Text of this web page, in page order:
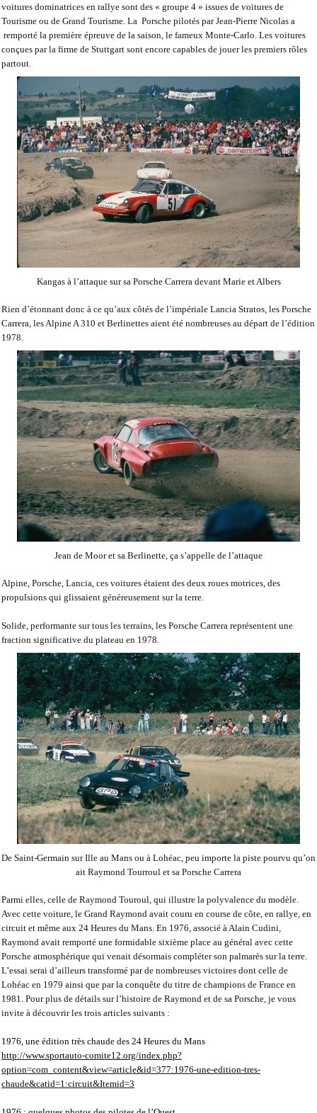
voitures dominatrices en rallye sont des « groupe 4 » issues de voitures de
Tourisme ou de Grand Tourisme. La Porsche pilotés par Jean-Pierre Nicolas a
remporté la première épreuve de la saison, le fameux Monte-Carlo. Les voitures
conçues par la firme de Stuttgart sont encore capables de jouer les premiers rôles
partout.
Kangas à l’attaque sur sa Porsche Carrera devant Marie et Albers
Rien d’étonnant donc à ce qu’aux côtés de l’impériale Lancia Stratos, les Porsche
Carrera, les Alpine A 310 et Berlinettes aient été nombreuses au départ de l’édition
1978.
Jean de Moor et sa Berlinette, ça s’appelle de l’attaque
Alpine, Porsche, Lancia, ces voitures étaient des deux roues motrices, des
propulsions qui glissaient généreusement sur la terre.
Solide, performante sur tous les terrains, les Porsche Carrera représentent une
fraction significative du plateau en 1978.
De Saint-Germain sur Ille au Mans ou à Lohéac, peu importe la piste pourvu qu’on
ait Raymond Tourroul et sa Porsche Carrera
Parmi elles, celle de Raymond Touroul, qui illustre la polyvalence du modèle.
Avec cette voiture, le Grand Raymond avait couru en course de côte, en rallye, en
circuit et même aux 24 Heures du Mans. En 1976, associé à Alain Cudini,
Raymond avait remporté une formidable sixième place au général avec cette
Porsche atmosphérique qui venait désormais compléter son palmarès sur la terre.
L’essai serai d’ailleurs transformé par de nombreuses victoires dont celle de
Lohéac en 1979 ainsi que par la conquête du titre de champions de France en
1981. Pour plus de détails sur l’histoire de Raymond et de sa Porsche, je vous
invite à découvrir les trois articles suivants :
1976, une édition très chaude des 24 Heures du Mans
http://www.sportauto-comite12.org/index.php?
option=com_content&view=article&id=377:1976-une-edition-tres-
chaude&catid=1:circuit&Itemid=3